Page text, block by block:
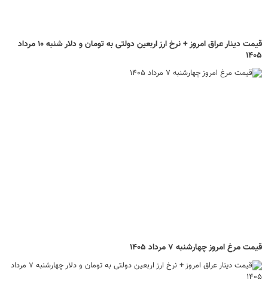
قیمت دینار عراق امروز + نرخ ارز اربعین دولتی به تومان و دلار شنبه ۱۰ مرداد
۱۴۰۵
قیمت مرغ امروز چهارشنبه ۷ مرداد ۱۴۰۵